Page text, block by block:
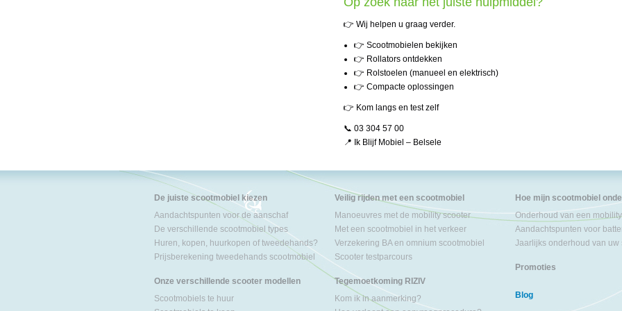
👉 Wij helpen u graag verder.
👉 Scootmobielen bekijken
👉 Rollators ontdekken
👉 Rolstoelen (manueel en elektrisch)
👉 Compacte oplossingen
👉 Kom langs en test zelf
📞 03 304 57 00
📍 Ik Blijf Mobiel – Belsele
De juiste scootmobiel kiezen
Aandachtspunten voor de aanschaf
De verschillende scootmobiel types
Huren, kopen, huurkopen of tweedehands?
Prijsberekening tweedehands scootmobiel
Onze verschillende scooter modellen
Scootmobiels te huur
Veilig rijden met een scootmobiel
Manoeuvres met de mobility scooter
Met een scootmobiel in het verkeer
Verzekering BA en omnium scootmobiel
Scooter testparcours
Tegemoetkoming RIZIV
Kom ik in aanmerking?
Hoe mijn scootmobiel
Onderhoud van een
Aandachtspunten voor
Jaarlijks onderhoud van uw
Promoties
Blog